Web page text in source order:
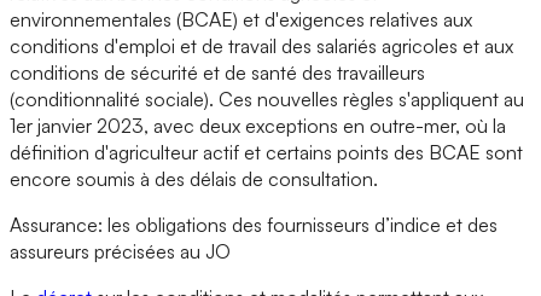
environnementales (BCAE) et d'exigences relatives aux
conditions d'emploi et de travail des salariés agricoles et aux
conditions de sécurité et de santé des travailleurs
(conditionnalité sociale). Ces nouvelles règles s'appliquent au
1er janvier 2023, avec deux exceptions en outre-mer, où la
définition d'agriculteur actif et certains points des BCAE sont
encore soumis à des délais de consultation.
Assurance: les obligations des fournisseurs d’indice et des
assureurs précisées au JO